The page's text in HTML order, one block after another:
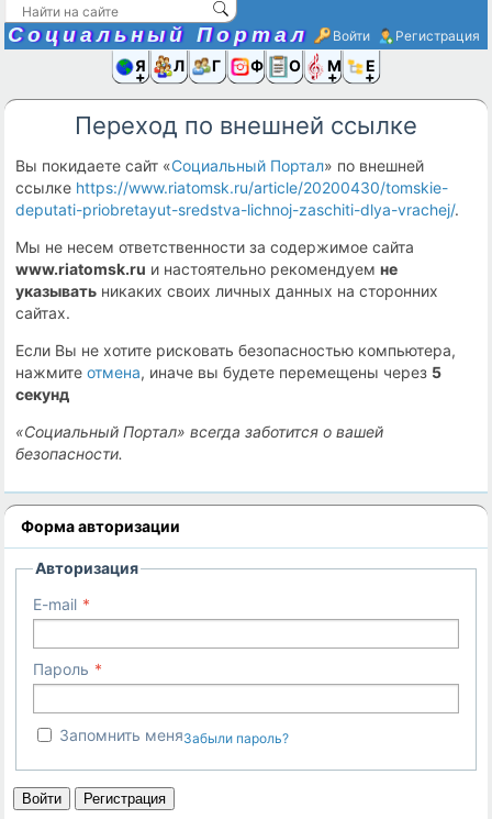
Социальный Портал Войти Регистрация
Я иЛюди
Группы
Фото Ещё
Переход по внешней ссылке
Вы покидаете сайт «Социальный Портал» по внешней
ссылке https://www.riatomsk.ru/article/20200430/tomskie-
deputati-priobretayut-sredstva-lichnoj-zaschiti-dlya-vrachej/.
Мы не несем ответственности за содержимое сайта
www.riatomsk.ru и настоятельно рекомендуемне
указывать никаких своих личных данных на сторонних
сайтах.
Если Вы не хотите рисковать безопасностью компьютера,
нажмитеотмена, иначе вы будете перемещены через 5
секунд
«Социальный Портал» всегда заботится о вашей
безопасности.
Форма авторизации
Авторизация
E-mail
Пароль
Запомнить меняЗабыли пароль?
Войти Регистрация